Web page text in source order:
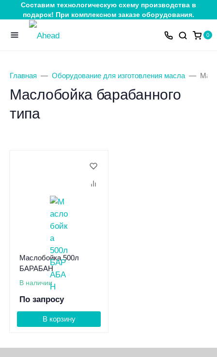
Составим технологическую схему производства в
подарок! При комплексном заказе оборудования.
0
Главная Оборудование для изготовления масла
Маслобойка барабанного
типа
Маслобойка 500л
БАРАБАН
В наличии
По запросу
В корзину